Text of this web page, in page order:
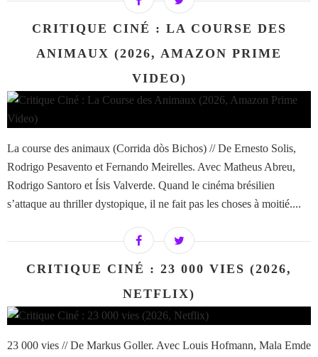
CRITIQUE CINÉ : LA COURSE DES
ANIMAUX (2026, AMAZON PRIME
VIDEO)
La course des animaux (Corrida dòs Bichos) // De Ernesto Solis,
Rodrigo Pesavento et Fernando Meirelles. Avec Matheus Abreu,
Rodrigo Santoro et Ísis Valverde. Quand le cinéma brésilien
s’attaque au thriller dystopique, il ne fait pas les choses à moitié....
CRITIQUE CINÉ : 23 000 VIES (2026,
NETFLIX)
23 000 vies // De Markus Goller. Avec Louis Hofmann, Mala Emde